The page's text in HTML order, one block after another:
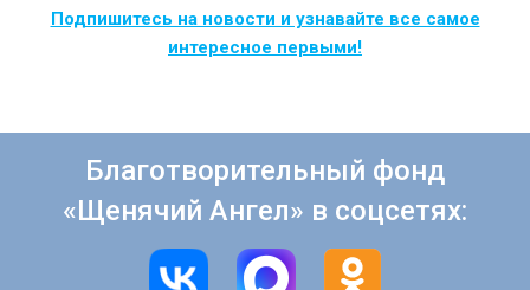
Подпишитесь на новости и узнавайте все самое
интересное первыми!
Благотворительный фонд
«Щенячий Ангел» в соцсетях: